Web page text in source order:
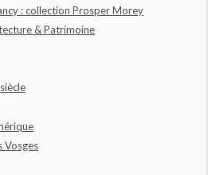
: collection Prosper Morey
& Patrimoine
Vosges